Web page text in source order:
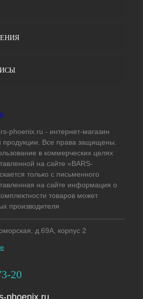
phoenix.ru - интернет-магазин
продукции. Все права защищены.
в коммерческих целях
на сайте «BARS-
только с письменного
на сайте информация о
товаров может
производителя
д.69А, корпус 2
20
phoenix.ru